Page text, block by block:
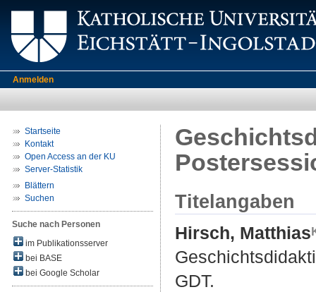
Anmelden
Startseite
Kontakt
Open Access an der KU
Server-Statistik
Blättern
Suchen
Suche nach Personen
im Publikationsserver
bei BASE
bei Google Scholar
Titelangaben
Hirsch, Matthias
GDT.